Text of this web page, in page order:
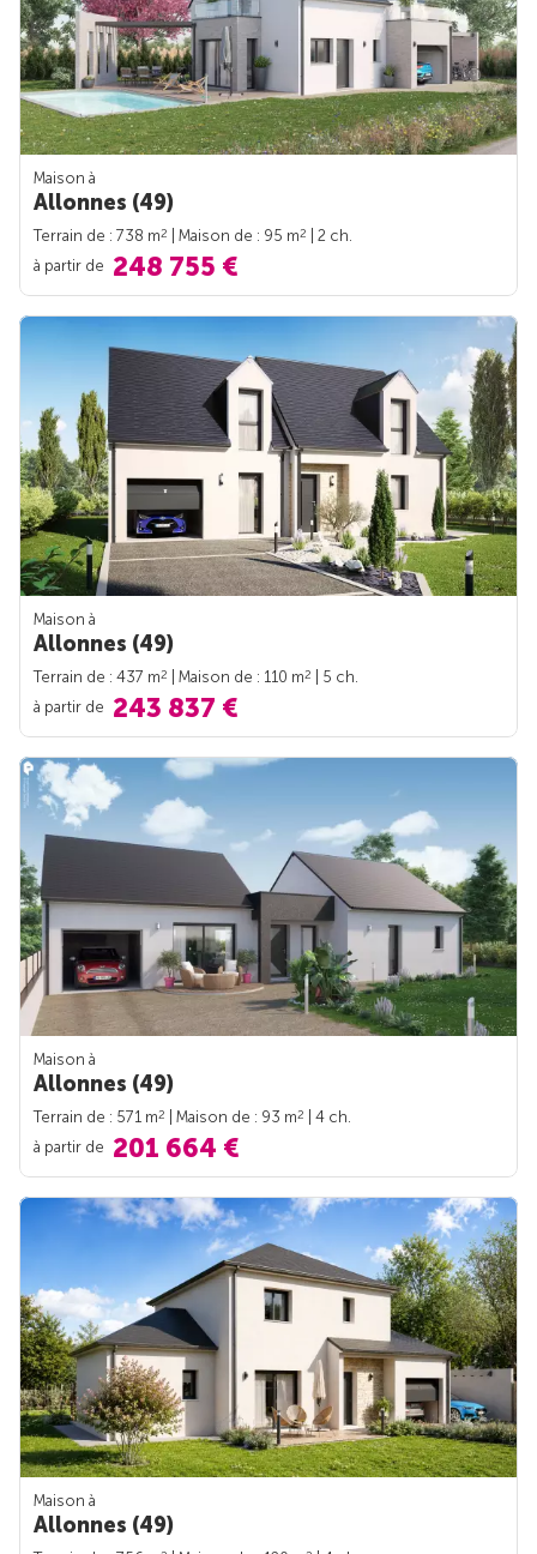
Maison à
Allonnes (49)
Terrain de : 738 m2 | Maison de : 95 m2
| 2 ch.
à partir de 248 755 €
Maison à
Allonnes (49)
Terrain de : 437 m2 | Maison de : 110 m2
| 5 ch.
à partir de 243 837 €
Maison à
Allonnes (49)
Terrain de : 571 m2 | Maison de : 93 m2
| 4 ch.
à partir de 201 664 €
Maison à
Allonnes (49)